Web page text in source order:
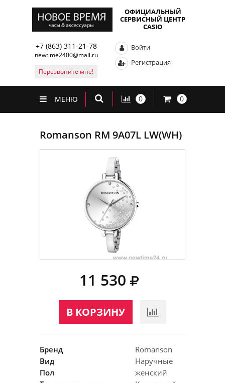
ОФИЦИАЛЬНЫЙ
СЕРВИСНЫЙ ЦЕНТР
CASIO
+7 (863) 311-21-78
newtime2400@mail.ru
Перезвоните мне!
Войти
Регистрация
МЕНЮ 0 0
Romanson RM 9A07L LW(WH)
11 530
В КОРЗИНУ
Бренд
Romanson
Вид
Наручные
Пол
женский